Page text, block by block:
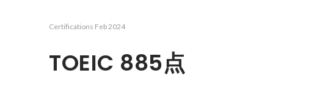
Certifications Feb 2024
TOEIC 885点